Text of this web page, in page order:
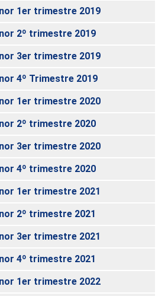
1er trimestre 2019
2º trimestre 2019
3er trimestre 2019
4º Trimestre 2019
1er trimestre 2020
2º trimestre 2020
3er trimestre 2020
4º trimestre 2020
1er trimestre 2021
2º trimestre 2021
3er trimestre 2021
4º trimestre 2021
1er trimestre 2022